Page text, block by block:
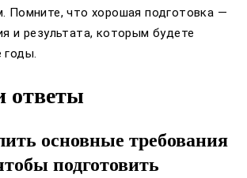
Помните, что хорошая подготовка —
и результата, которым будете
годы.
ответы
основные требования
подготовить